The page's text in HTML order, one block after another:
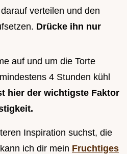
verteilen und den
Drücke ihn nur
auf und um die Torte
4 Stunden kühl
hier der wichtigste Faktor
Inspiration suchst, die
ich dir mein Fruchtiges